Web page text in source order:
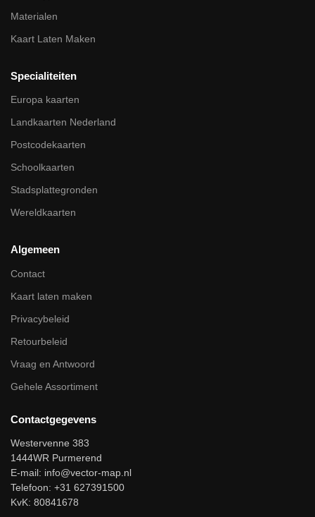
Materialen
Kaart Laten Maken
Specialiteiten
Europa kaarten
Landkaarten Nederland
Postcodekaarten
Schoolkaarten
Stadsplattegronden
Wereldkaarten
Algemeen
Contact
Kaart laten maken
Privacybeleid
Retourbeleid
Vraag en Antwoord
Gehele Assortiment
Contactgegevens
Westervenne 383
1444WR Purmerend
E-mail: info@vector-map.nl
Telefoon: +31 627391500
KvK: 80841678